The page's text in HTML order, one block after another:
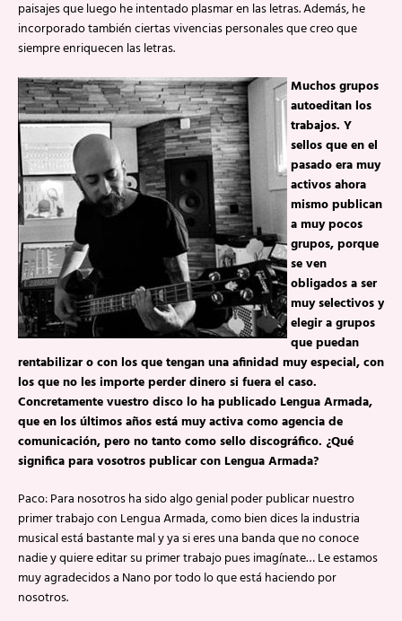
paisajes que luego he intentado plasmar en las letras. Además, he
incorporado también ciertas vivencias personales que creo que
siempre enriquecen las letras.
Muchos grupos
autoeditan los
trabajos. Y
sellos que en el
pasado era muy
activos ahora
mismo publican
a muy pocos
grupos, porque
se ven
obligados a ser
muy selectivos y
elegir a grupos
que puedan
rentabilizar o con los que tengan una afinidad muy especial, con
los que no les importe perder dinero si fuera el caso.
Concretamente vuestro disco lo ha publicado Lengua Armada,
que en los últimos años está muy activa como agencia de
comunicación, pero no tanto como sello discográfico. ¿Qué
significa para vosotros publicar con Lengua Armada?
Paco: Para nosotros ha sido algo genial poder publicar nuestro
primer trabajo con Lengua Armada, como bien dices la industria
musical está bastante mal y ya si eres una banda que no conoce
nadie y quiere editar su primer trabajo pues imagínate… Le estamos
muy agradecidos a Nano por todo lo que está haciendo por
nosotros.